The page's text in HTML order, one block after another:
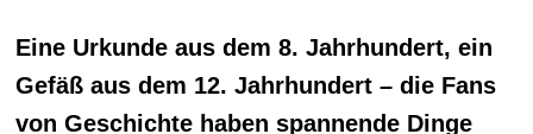
Eine Urkunde aus dem 8. Jahrhundert, ein
Gefäß aus dem 12. Jahrhundert – die Fans
von Geschichte haben spannende Dinge